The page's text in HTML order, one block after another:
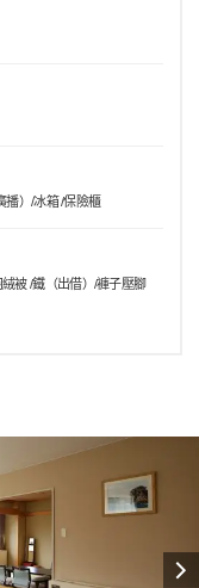
播）/冰箱 /保險櫃
被 /鐵（出借）/褲子壓腳